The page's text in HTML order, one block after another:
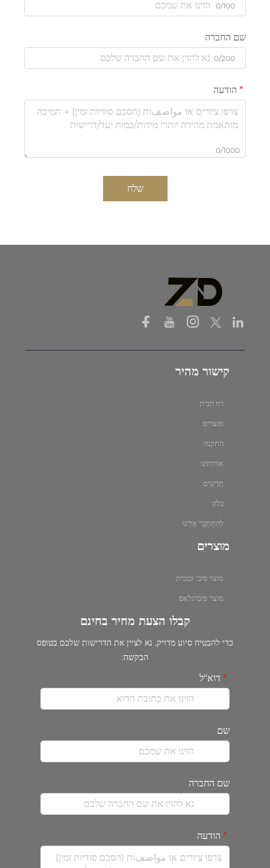
0/100
שם החברה
0/200
הודעה
0/1000
שלח
קישור מהיר
דף הבית
מוצרים
התקנה
אודותינו
חֲדָשִים
בלוג
לְהִתְחַבֵּר אֵלֵינוּ
מוצרים
מוצר סיבי זכוכית
מוצר פיברגלאס
קבלו הצעת מחיר בחינם
כדי להבטיח סיוע מדויק, נא לציין את הדרישות שלכם בטופס
הבקשה:
דוא"ל
שם
שם החברה
הודעה